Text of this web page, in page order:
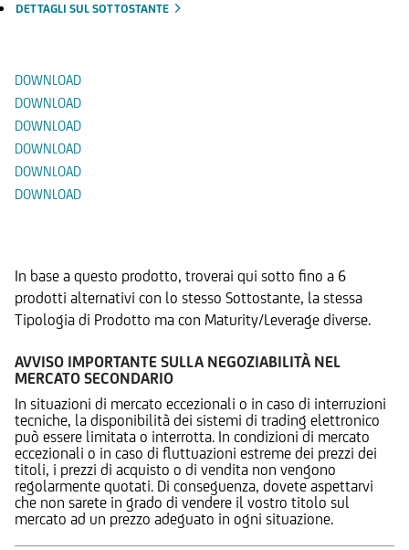
DETTAGLI SUL SOTTOSTANTE
DOWNLOAD
DOWNLOAD
DOWNLOAD
DOWNLOAD
DOWNLOAD
DOWNLOAD
In base a questo prodotto, troverai qui sotto fino a 6
prodotti alternativi con lo stesso Sottostante, la stessa
Tipologia di Prodotto ma con Maturity/Leverage diverse.
AVVISO IMPORTANTE SULLA NEGOZIABILITÀ NEL
MERCATO SECONDARIO
In situazioni di mercato eccezionali o in caso di interruzioni
tecniche, la disponibilità dei sistemi di trading elettronico
può essere limitata o interrotta. In condizioni di mercato
eccezionali o in caso di fluttuazioni estreme dei prezzi dei
titoli, i prezzi di acquisto o di vendita non vengono
regolarmente quotati. Di conseguenza, dovete aspettarvi
che non sarete in grado di vendere il vostro titolo sul
mercato ad un prezzo adeguato in ogni situazione.